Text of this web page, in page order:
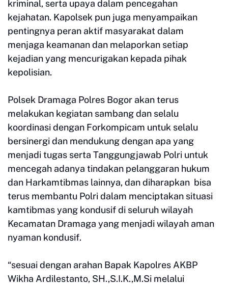
kriminal, serta upaya dalam pencegahan
kejahatan. Kapolsek pun juga menyampaikan
pentingnya peran aktif masyarakat dalam
menjaga keamanan dan melaporkan setiap
kejadian yang mencurigakan kepada pihak
kepolisian.
Polsek Dramaga Polres Bogor akan terus
melakukan kegiatan sambang dan selalu
koordinasi dengan Forkompicam untuk selalu
bersinergi dan mendukung dengan apa yang
menjadi tugas serta Tanggungjawab Polri untuk
mencegah adanya tindakan pelanggaran hukum
dan Harkamtibmas lainnya, dan diharapkan bisa
terus membantu Polri dalam menciptakan situasi
kamtibmas yang kondusif di seluruh wilayah
Kecamatan Dramaga yang menjadi wilayah aman
nyaman kondusif.
“sesuai dengan arahan Bapak Kapolres AKBP
Wikha Ardilestanto, SH.,S.I.K.,M.Si melalui